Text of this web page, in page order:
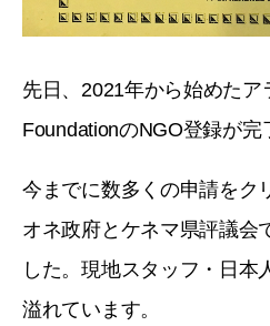
先日、2021年から始めた
FoundationのNGO登録が完
今までに数多くの申請をク
オネ政府とケネマ県評議会
した。現地スタッフ・日本
溢れています。